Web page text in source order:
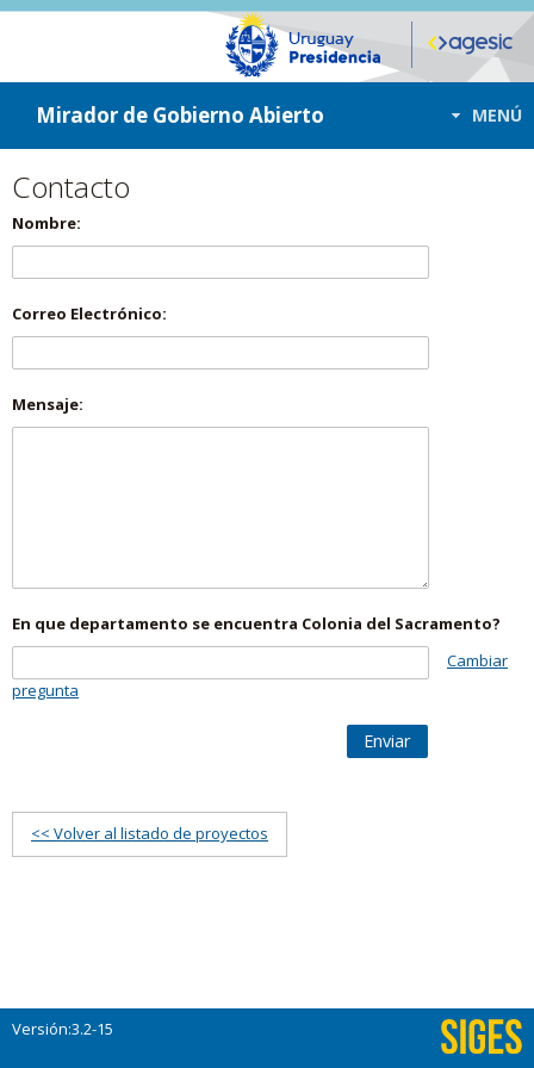
ir a contenido
ir al menú
Mirador de Gobierno Abierto MENÚ
Contacto
Nombre:
Correo Electrónico:
Mensaje:
En que departamento se encuentra Colonia del Sacramento?
Cambiar
pregunta
Enviar
<< Volver al listado de proyectos
Versión:3.2-15